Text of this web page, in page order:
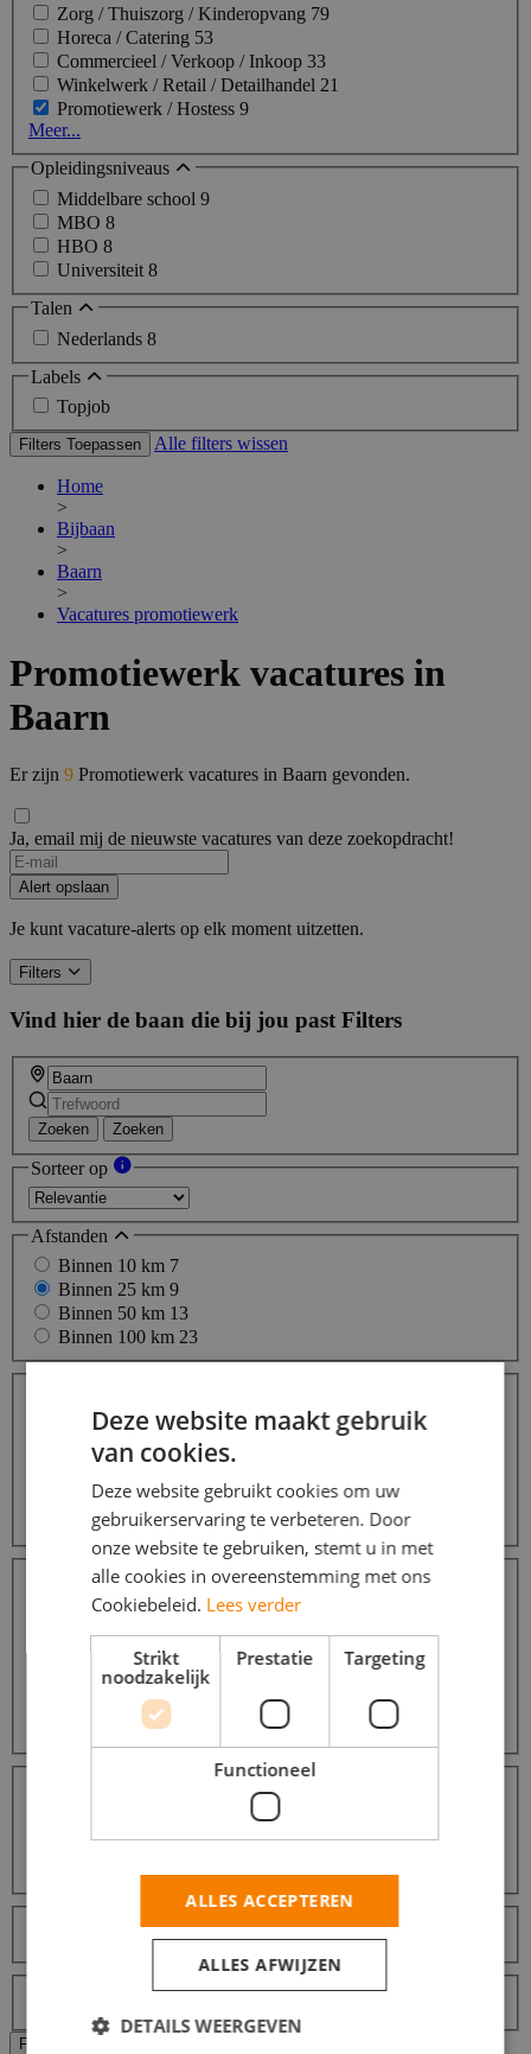
Zorg / Thuiszorg / Kinderopvang 79
Horeca / Catering 53
Commercieel / Verkoop / Inkoop 33
Winkelwerk / Retail / Detailhandel 21
Promotiewerk / Hostess 9
Meer...
Opleidingsniveaus
Middelbare school 9
MBO 8
HBO 8
Universiteit 8
Talen
Nederlands 8
Labels
Topjob
Filters Toepassen Alle filters wissen
Home
>
Bijbaan
>
Baarn
>
Vacatures promotiewerk
Promotiewerk vacatures in
Baarn
Er zijn 9 Promotiewerk vacatures in Baarn gevonden.
Ja, email mij de nieuwste vacatures van deze zoekopdracht!
Alert opslaan
Je kunt vacature-alerts op elk moment uitzetten.
Filters
Vind hier de baan die bij jou past Filters
Zoeken Zoeken
Sorteer op
Afstanden
Binnen 10 km 7
Binnen 25 km 9
Binnen 50 km 13
Binnen 100 km 23
Weekendwerk8
Vakantiewerk8
Thuiswerk4
Beroepsgroepen
Transport / Logistiek / Chauffeur / Koerier
Zorg / Thuiszorg / Kinderopvang
Horeca / Catering53
Commercieel / Verkoop / Inkoop33
Winkelwerk / Retail / Detailhandel
Promotiewerk / Hostess
HBO8
8
Filters Toepassen
Deze website maakt gebruik
van cookies.
Deze website gebruikt cookies om uw
gebruikerservaring te verbeteren. Door
onze website te gebruiken, stemt u in met
alle cookies in overeenstemming met ons
Cookiebeleid. Lees verder
Strikt
noodzakelijk
Prestatie Targeting
Functioneel
ALLES ACCEPTEREN
ALLES AFWIJZEN
DETAILS WEERGEVEN